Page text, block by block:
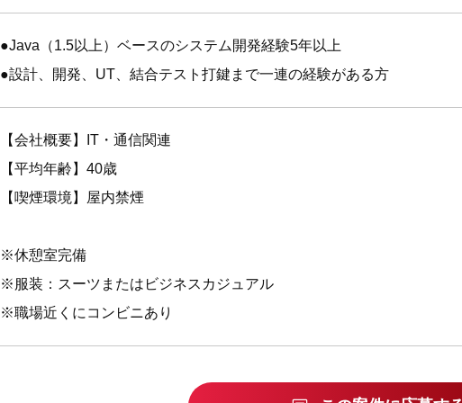
●Java（1.5以上）ベースのシステム開発経験5年以上
●設計、開発、UT、結合テスト打鍵まで一連の経験がある方
【会社概要】IT・通信関連
【平均年齢】40歳
【喫煙環境】屋内禁煙
※休憩室完備
※服装：スーツまたはビジネスカジュアル
※職場近くにコンビニあり